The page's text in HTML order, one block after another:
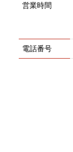
営業時間
電話番号